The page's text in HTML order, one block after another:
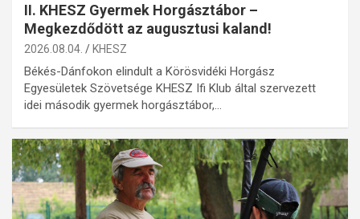
II. KHESZ Gyermek Horgásztábor –
Megkezdődött az augusztusi kaland!
2026.08.04. KHESZ
Békés-Dánfokon elindult a Körösvidéki Horgász
Egyesületek Szövetsége KHESZ Ifi Klub által szervezett
idei második gyermek horgásztábor,…